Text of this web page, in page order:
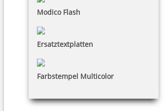
Modico Flash
Ersatztextplatten
Farbstempel Multicolor